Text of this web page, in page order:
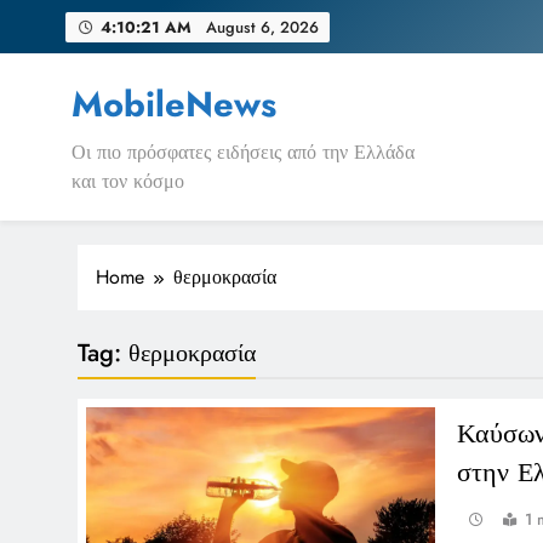
4:10:21 AM August 6, 2026
MobileNews
Οι πιο πρόσφατες ειδήσεις από την Ελλάδα
και τον κόσμο
Home θερμοκρασία
Tag: θερμοκρασία
στην
1